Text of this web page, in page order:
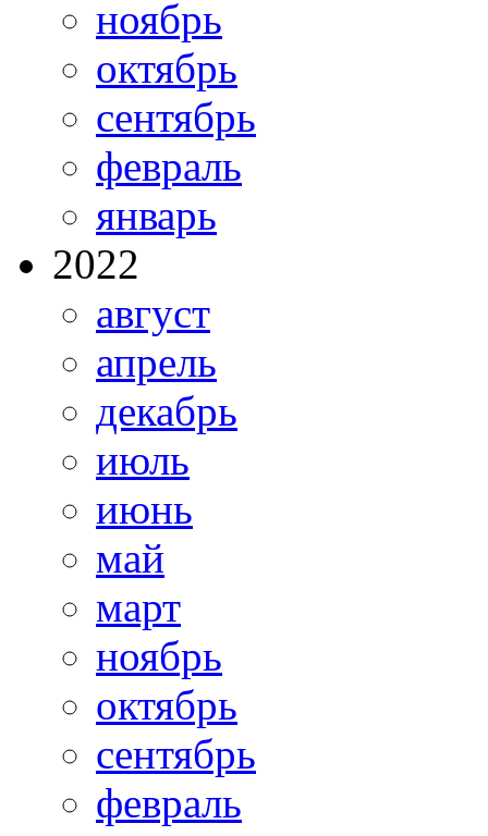
ноябрь
октябрь
сентябрь
февраль
январь
2022
август
апрель
декабрь
июль
июнь
май
март
ноябрь
октябрь
сентябрь
февраль